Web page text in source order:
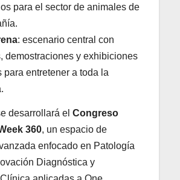
para el sector de animales de
: escenario central con
demostraciones y exhibiciones
para entretener a toda la
desarrollará el Congreso
360, un espacio de
enfocado en Patología
Diagnóstica y